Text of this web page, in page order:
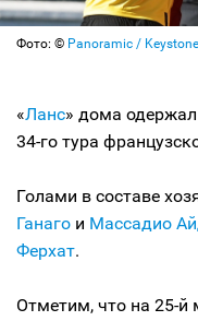
Фото: © Panoramic /
«Ланс» дома
34-го тура
Голами в составе
Ганаго и Массадио
Ферхат.
Отметим, что на 25-й